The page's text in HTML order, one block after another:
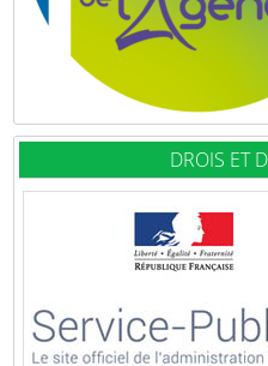
DROIS ET